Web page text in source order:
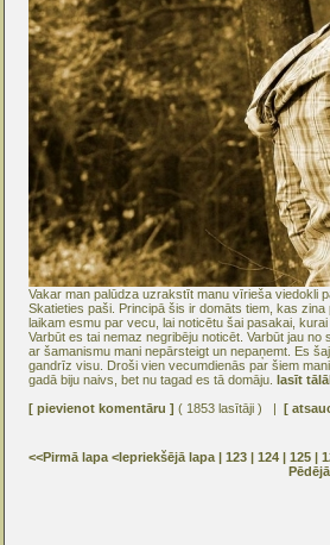
Vakar man palūdza uzrakstīt manu vīrieša viedokli
Skatieties paši. Principā šis ir domāts tiem, kas
laikam esmu par vecu, lai noticētu šai pasakai,
Varbūt es tai nemaz negribēju noticēt. Varbūt jau
ar šamanismu mani nepārsteigt un nepaņemt. Es
gandrīz visu. Droši vien vecumdienās par šiem
gadā biju naivs, bet nu tagad es tā domāju. lasīt
[ pievienot komentāru ] ( 1853 lasītāji ) | [
<<Pirmā lapa <Iepriekšējā lapa | 123 | 124 | 125 |